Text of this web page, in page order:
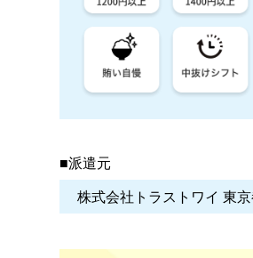
■派遣元
株式会社トラストワイ 東